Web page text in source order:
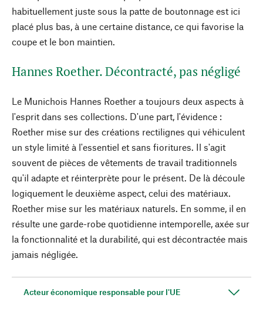
habituellement juste sous la patte de boutonnage est ici
placé plus bas, à une certaine distance, ce qui favorise la
coupe et le bon maintien.
Hannes Roether. Décontracté, pas négligé
Le Munichois Hannes Roether a toujours deux aspects à
l'esprit dans ses collections. D'une part, l'évidence :
Roether mise sur des créations rectilignes qui véhiculent
un style limité à l'essentiel et sans fioritures. Il s'agit
souvent de pièces de vêtements de travail traditionnels
qu'il adapte et réinterprète pour le présent. De là découle
logiquement le deuxième aspect, celui des matériaux.
Roether mise sur les matériaux naturels. En somme, il en
résulte une garde-robe quotidienne intemporelle, axée sur
la fonctionnalité et la durabilité, qui est décontractée mais
jamais négligée.
Acteur économique responsable pour l'UE